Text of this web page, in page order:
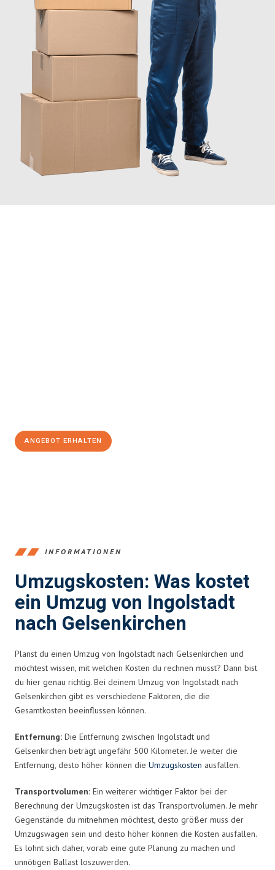
ANGEBOT ERHALTEN
INFORMATIONEN
Umzugskosten: Was kostet
ein Umzug von Ingolstadt
nach Gelsenkirchen
Planst du einen Umzug von Ingolstadt nach Gelsenkirchen und
möchtest wissen, mit welchen Kosten du rechnen musst? Dann bist
du hier genau richtig. Bei deinem Umzug von Ingolstadt nach
Gelsenkirchen gibt es verschiedene Faktoren, die die
Gesamtkosten beeinflussen können.
Entfernung: Die Entfernung zwischen Ingolstadt und
Gelsenkirchen beträgt ungefähr 500 Kilometer. Je weiter die
Entfernung, desto höher können die Umzugskosten ausfallen.
Transportvolumen: Ein weiterer wichtiger Faktor bei der
Berechnung der Umzugskosten ist das Transportvolumen. Je mehr
Gegenstände du mitnehmen möchtest, desto größer muss der
Umzugswagen sein und desto höher können die Kosten ausfallen.
Es lohnt sich daher, vorab eine gute Planung zu machen und
unnötigen Ballast loszuwerden.